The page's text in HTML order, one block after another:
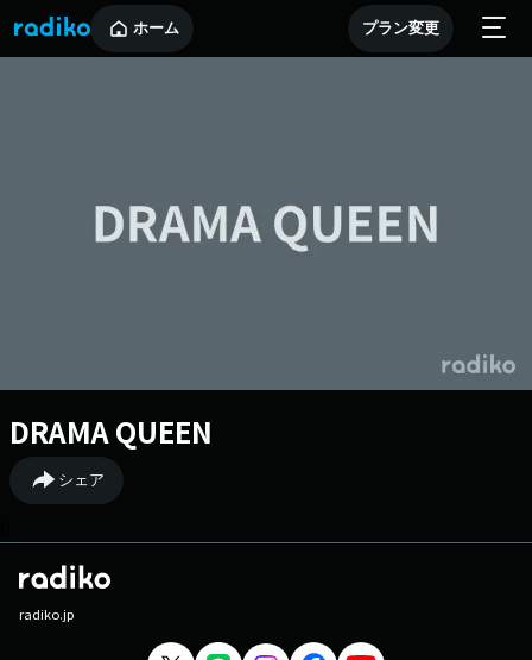
ホーム プラン変更
DRAMA QUEEN
シェア
radiko.jp